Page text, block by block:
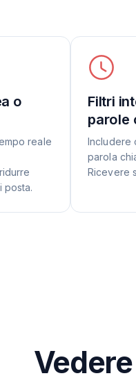
o
reale
posta.
Filtri
parole
Includere
parola
Ricevere